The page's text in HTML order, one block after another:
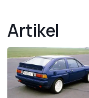
Artikel